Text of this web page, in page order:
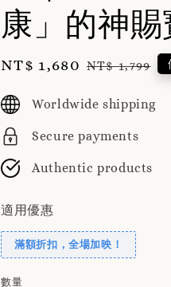
康」的神賜
Sale
NT$ 1,680 Regular
NT$ 1,799
Worldwide shipping
Secure payments
Authentic products
適用優惠
滿額折扣，全場加映！
數量